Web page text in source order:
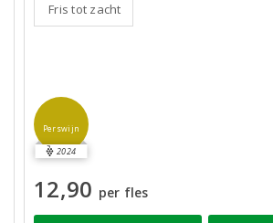
Fris tot zacht
Perswijn
2024
12,90 per fles